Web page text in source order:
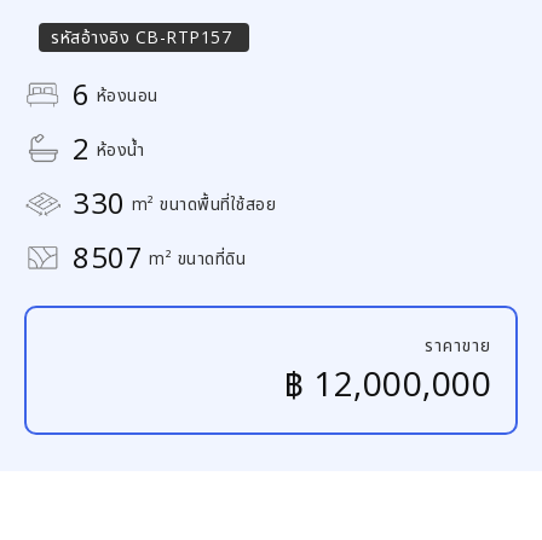
รหัสอ้างอิง CB-RTP157
6 ห้องนอน
2 ห้องน้ำ
330 m² ขนาดพื้นที่ใช้สอย
8507 m² ขนาดที่ดิน
ราคาขาย
฿ 12,000,000